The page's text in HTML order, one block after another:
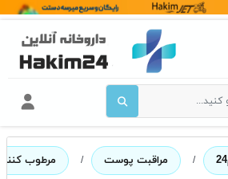
/ مراقبت پوست / مرطوب